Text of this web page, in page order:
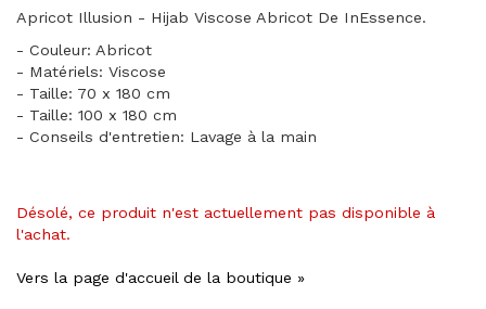
Apricot Illusion - Hijab Viscose Abricot De InEssence.
- Couleur: Abricot
- Matériels: Viscose
- Taille: 70 x 180 cm
- Taille: 100 x 180 cm
- Conseils d'entretien: Lavage à la main
Désolé, ce produit n'est actuellement pas disponible à
l'achat.
Vers la page d'accueil de la boutique »